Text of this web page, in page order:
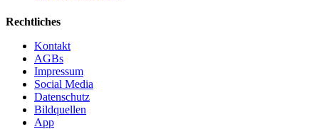
Rechtliches
Kontakt
AGBs
Impressum
Social Media
Datenschutz
Bildquellen
App